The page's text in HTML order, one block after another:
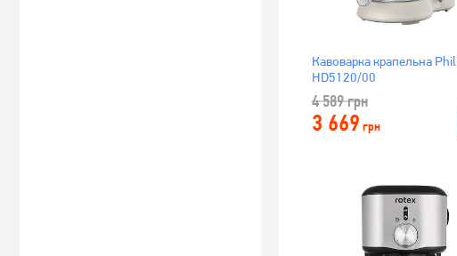
Кавоварка крапельна
HD5120/00
4 589грн
3 669 грн